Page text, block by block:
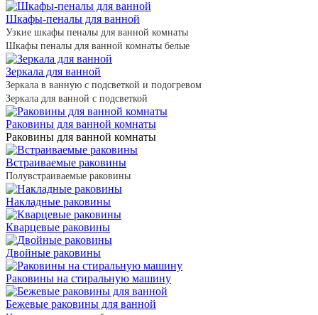
Шкафы-пеналы для ванной
Узкие шкафы пеналы для ванной комнаты
Шкафы пеналы для ванной комнаты белые
Зеркала для ванной
Зеркала в ванную с подсветкой и подогревом
Зеркала для ванной с подсветкой
Раковины для ванной комнаты
Раковины для ванной комнаты
Встраиваемые раковины
Полувстраиваемые раковины
Накладные раковины
Кварцевые раковины
Двойные раковины
Раковины на стиральную машину
Бежевые раковины для ванной